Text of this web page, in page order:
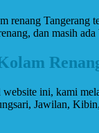
renang Tangerang
dan masih
website ini, kami
Jawilan,